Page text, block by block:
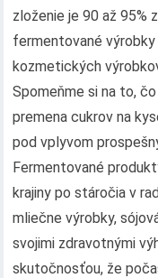
zloženie je 90 až 95%
fermentované
kozmetických
Spomeňme si na to,
premena cukrov na
pod vplyvom
Fermentované
krajiny po stáročia v
mliečne výrobky,
svojimi zdravotnými
skutočnosťou, že